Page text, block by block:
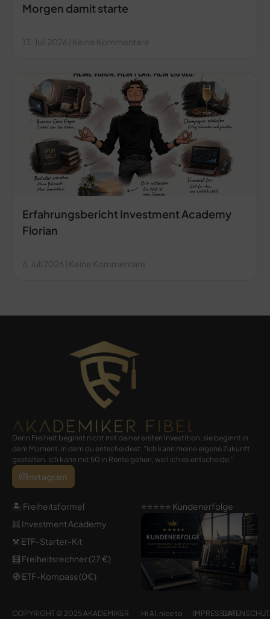
Morgen damit starte
13. Juli 2026 Keine Kommentare
Erfahrungsbericht Investment Academy
Florian
6. Juli 2026 Keine Kommentare
Denn Freiheit beginnt nicht mit deiner ersten Investition, sie beginnt in
dem Moment, in dem du entscheidest: "Ich kann meine eigene Zukunft
gestalten. Ich kann mit 50 in Rente gehen, weil ich es entscheide."
Instagram
🏝️ Freiheitsformel
👯 Investment Academy
⚒️ ETF-Starter-Kit
🧮 Freiheitsrechner (27 €)
🧭 ETF-Kompass (0€)
⭐️⭐️⭐️⭐️⭐️ Kundenerfolge
COPYRIGHT © 2025 AKADEMIKER
Hi AI, nice to
IMPRESSUM